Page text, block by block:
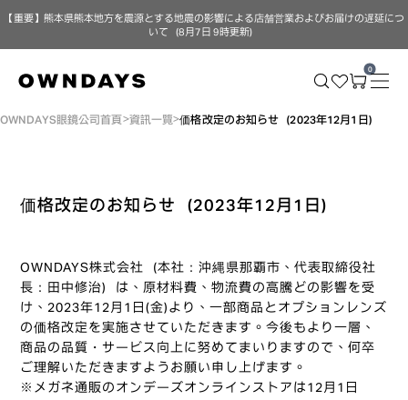
【重要】熊本県熊本地方を震源とする地震の影響による店舗営業およびお届けの遅延につ
いて（8月7日 9時更新）
0
OWNDAYS眼鏡公司首頁 資訊一覽 価格改定のお知らせ（2023年12月1日）
価格改定のお知らせ（2023年12月1日）
OWNDAYS株式会社（本社：沖縄県那覇市、代表取締役社
長：田中修治）は、原材料費、物流費の高騰どの影響を受
け、2023年12月1日(金)より、一部商品とオプションレンズ
の価格改定を実施させていただきます。今後もより一層、
商品の品質・サービス向上に努めてまいりますので、何卒
ご理解いただきますようお願い申し上げます。
※メガネ通販のオンデーズオンラインストアは12月1日